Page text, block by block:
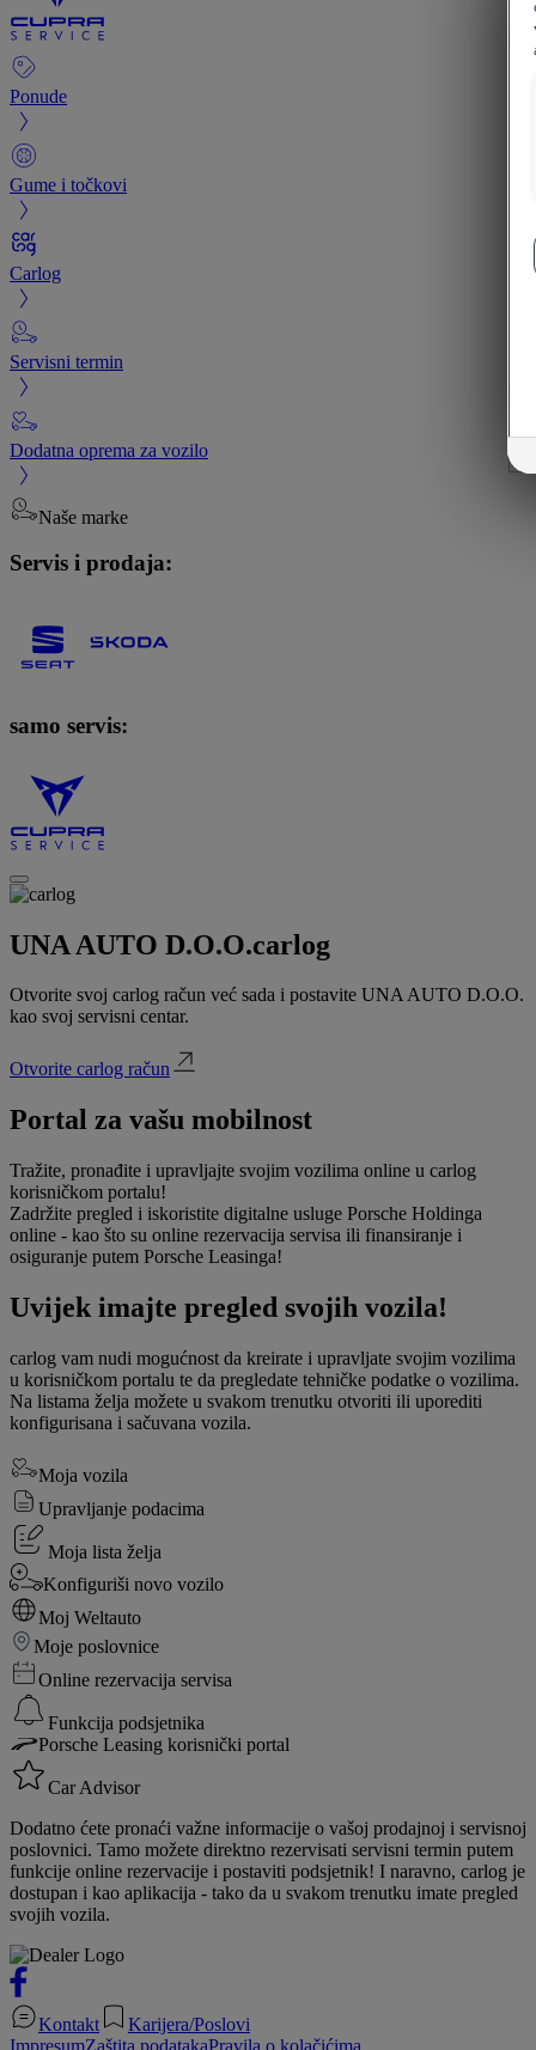
Ponude
Gume i točkovi
Carlog
Servisni termin
Dodatna oprema za vozilo
Naše marke
Servis i prodaja:
samo servis:
UNA AUTO D.O.O.carlog
Otvorite svoj carlog račun već sada i postavite UNA AUTO D.O.O.
kao svoj servisni centar.
Otvorite carlog račun
Portal za vašu mobilnost
Tražite, pronađite i upravljajte svojim vozilima online u carlog
korisničkom portalu!
Zadržite pregled i iskoristite digitalne usluge Porsche Holdinga
online - kao što su online rezervacija servisa ili finansiranje i
osiguranje putem Porsche Leasinga!
Uvijek imajte pregled svojih vozila!
carlog vam nudi mogućnost da kreirate i upravljate svojim vozilima
u korisničkom portalu te da pregledate tehničke podatke o vozilima.
Na listama želja možete u svakom trenutku otvoriti ili uporediti
konfigurisana i sačuvana vozila.
Moja vozila
Upravljanje podacima
Moja lista želja
Konfiguriši novo vozilo
Moj Weltauto
Moje poslovnice
Online rezervacija servisa
Funkcija podsjetnika
Porsche Leasing korisnički portal
Car Advisor
Dodatno ćete pronaći važne informacije o vašoj prodajnoj i servisnoj
poslovnici. Tamo možete direktno rezervisati servisni termin putem
funkcije online rezervacije i postaviti podsjetnik! I naravno, carlog je
dostupan i kao aplikacija - tako da u svakom trenutku imate pregled
svojih vozila.
Kontakt
Karijera/Poslovi
ImpresumZaštita podatakaPravila o kolačićima